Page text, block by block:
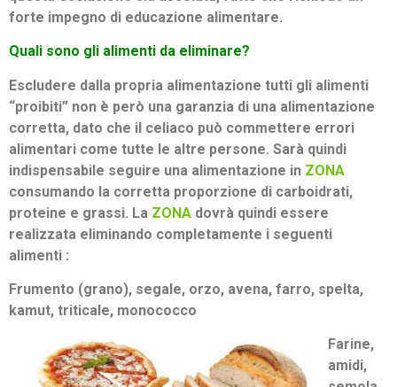
forte impegno di educazione alimentare.
Quali sono gli alimenti da eliminare?
Escludere dalla propria alimentazione tutti gli alimenti
“proibiti” non è però una garanzia di una alimentazione
corretta, dato che il celiaco può commettere errori
alimentari come tutte le altre persone. Sarà quindi
indispensabile seguire una alimentazione in ZONA
consumando la corretta proporzione di carboidrati,
proteine e grassi. La ZONA dovrà quindi essere
realizzata eliminando completamente i seguenti
alimenti :
Frumento (grano), segale, orzo, avena, farro, spelta,
kamut, triticale, monococco
Farine,
amidi,